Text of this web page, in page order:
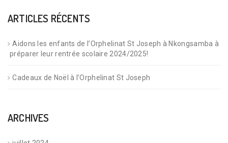
ARTICLES RÉCENTS
Aidons les enfants de l’Orphelinat St Joseph à Nkongsamba à
préparer leur rentrée scolaire 2024/2025!
Cadeaux de Noël à l’Orphelinat St Joseph
ARCHIVES